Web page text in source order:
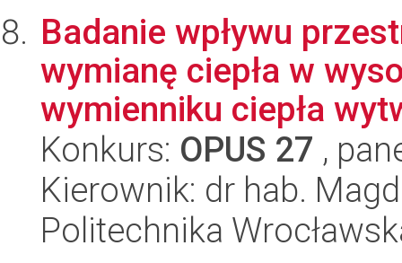
Badanie wpływu
wymianę ciepła w
wymienniku ciepła
Konkurs: OPUS 27 ,
Kierownik: dr hab.
Politechnika